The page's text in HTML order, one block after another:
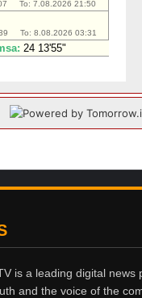
is a leading digital news
and the voice of the